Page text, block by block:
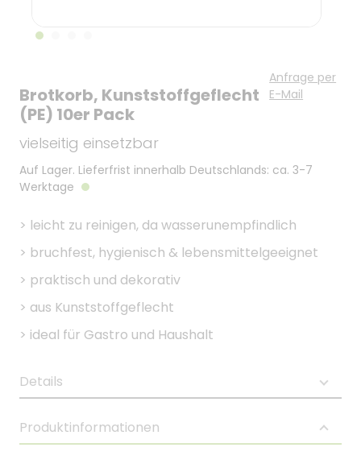
Brotkorb, Kunststoffgeflecht
(PE) 10er Pack
vielseitig einsetzbar
Anfrage per
E-Mail
Auf Lager. Lieferfrist innerhalb Deutschlands: ca. 3-7
Werktage
> leicht zu reinigen, da wasserunempfindlich
> bruchfest, hygienisch & lebensmittelgeeignet
> praktisch und dekorativ
> aus Kunststoffgeflecht
> ideal für Gastro und Haushalt
Details
Produktinformationen